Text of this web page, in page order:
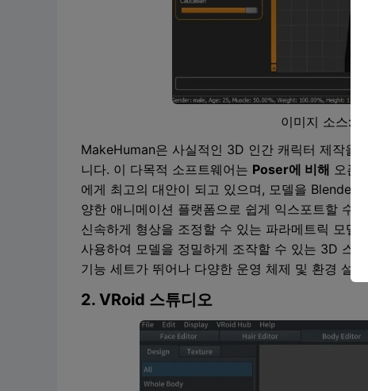
이미지 소스:
MakeHuman은 사실적인 3D 인간 캐릭터 제작을
니다. 이 다목적 소프트웨어는 Poser에 비해 오픈
에게 최고의 대안이 되고 있으며, 모델을
양한 애니메이션 플랫폼으로 쉽게 익스포트할 수
신속하게 형상을 조정할 수 있는 파라메트릭 모델
사용하여 모델을 정밀하게 조작할 수 있는 3D 스
기능 세트가 뛰어나 다양한 운영 체제 및 환경 설
2. VRoid 스튜디오